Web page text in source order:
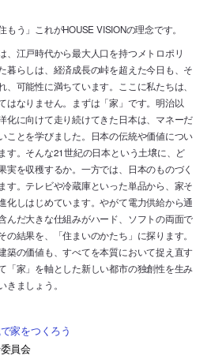
もう」これがHOUSE VISIONの理念です。
、江戸時代から最大人口を持つメトロポリ
暮らしは、経済成長の峠を超えた今日も、そ
、可能性に満ちています。ここに私たちは、
はなりません。まずは「家」です。明治以
化に向けて走り続けてきた日本は、マネーだ
ことを学びました。日本の伝統や価値につい
す。そんな21世紀の日本という土壌に、ど
実を収穫するか。一方では、日本のものづく
す。テレビや冷蔵庫といった単品から、家そ
化しはじめています。やがて電力供給から通
んだ大きな仕組みがハード、ソフトの両面で
の結果を、「住まいのかたち」に探ります。
築の価値も、すべてを本質において捉え直す
「家」を軸とした新しい都市の独創性を生み
ましょう。
家をつくろう
員会